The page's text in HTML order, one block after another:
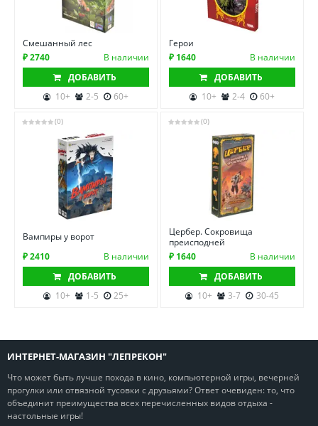
Смешанный лес
₽ 2740
В наличии
ДОБАВИТЬ
10+
2-5 60+
Герои
₽ 1640
В наличии
ДОБАВИТЬ
10+
2-4 60+
(0)
Вампиры у ворот
₽ 2410
В наличии
ДОБАВИТЬ
10+
1-5 25+
(0)
Цербер. Сокровища
преисподней
₽ 1640
В наличии
ДОБАВИТЬ
10+
3-7 30-45
ИНТЕРНЕТ-МАГАЗИН "ЛЕПРЕКОН"
Что может быть лучше похода в кино, компьютерной игры, вечерней
прогулки или отвязной тусовки с друзьями? Ответ очевиден: то, что
объединит преимущества всех перечисленных видов отдыха -
настольные игры!